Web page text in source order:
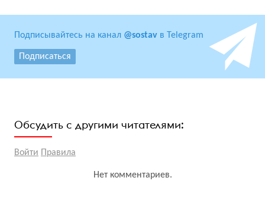
Подписывайтесь на канал @sostav в Telegram
Подписаться
Обсудить с другими читателями:
Войти Правила
Нет комментариев.